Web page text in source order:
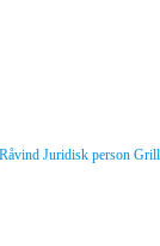
Råvind Juridisk person